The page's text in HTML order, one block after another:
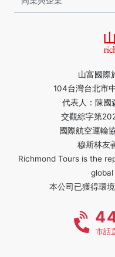
山富國際
104台灣台北市
代表人：陳國
交觀綜字第
國際航空運輸
穆斯林友
Richmond Tours is the
本公司已獲得環
市話